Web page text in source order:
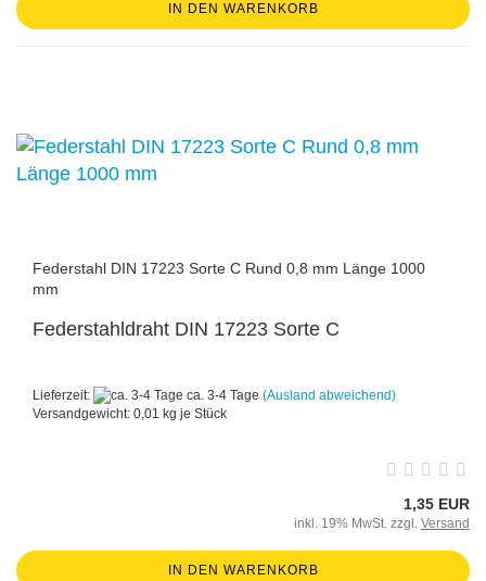
IN DEN WARENKORB
Federstahl DIN 17223 Sorte C Rund 0,8 mm Länge 1000
mm
Federstahldraht DIN 17223 Sorte C
Lieferzeit: ca. 3-4 Tage (Ausland abweichend)
Versandgewicht: 0,01 kg je Stück
1,35 EUR
inkl. 19% MwSt. zzgl. Versand
IN DEN WARENKORB